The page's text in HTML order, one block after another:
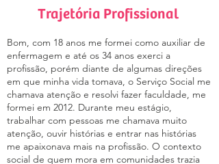
Trajetória Profissional
Bom, com 18 anos me formei como auxiliar de
enfermagem e até os 34 anos exerci a
profissão, porém diante de algumas direções
em que minha vida tomava, o Serviço Social me
chamava atenção e resolvi fazer faculdade, me
formei em 2012. Durante meu estágio,
trabalhar com pessoas me chamava muito
atenção, ouvir histórias e entrar nas histórias
me apaixonava mais na profissão. O contexto
social de quem mora em comunidades trazia